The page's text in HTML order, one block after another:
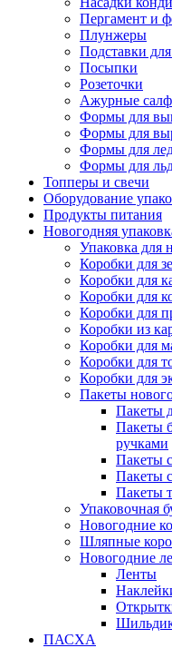
Пергамент и
Плунжеры
Подставки
Посыпки
Розеточки
Ажурные
Формы для
Формы для
Формы для
Формы для
Топперы и свечи
Оборудование
Продукты питания
Новогодняя
Упаковка для
Коробки для
Коробки для
Коробки для
Коробки для
Коробки из
Коробки для
Коробки для
Коробки для
Пакеты
Пакеты
Пакеты
ручками
Пакеты
Пакеты
Пакеты
Упаковочная
Новогодние
Шляпные
Новогодние
Ленты
ПАСХА